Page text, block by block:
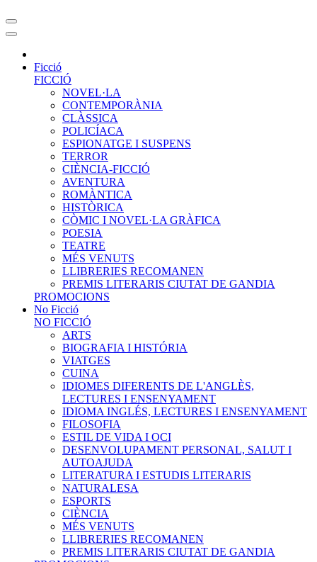
Ficció
FICCIÓ
NOVEL·LA
CONTEMPORÀNIA
CLÀSSICA
POLICÍACA
ESPIONATGE I SUSPENS
TERROR
CIÈNCIA-FICCIÓ
AVENTURA
ROMÀNTICA
HISTÒRICA
CÒMIC I NOVEL·LA GRÀFICA
POESIA
TEATRE
MÉS VENUTS
LLIBRERIES RECOMANEN
PREMIS LITERARIS CIUTAT DE GANDIA
PROMOCIONS
No Ficció
NO FICCIÓ
ARTS
BIOGRAFIA I HISTÓRIA
VIATGES
CUINA
IDIOMES DIFERENTS DE L'ANGLÈS,
LECTURES I ENSENYAMENT
IDIOMA INGLÉS, LECTURES I ENSENYAMENT
FILOSOFIA
ESTIL DE VIDA I OCI
DESENVOLUPAMENT PERSONAL, SALUT I
AUTOAJUDA
LITERATURA I ESTUDIS LITERARIS
NATURALESA
ESPORTS
CIÈNCIA
MÉS VENUTS
LLIBRERIES RECOMANEN
PREMIS LITERARIS CIUTAT DE GANDIA